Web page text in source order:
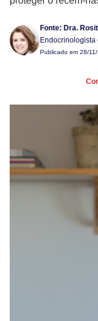
Fonte: Dra.
Endocrinologista
Publicado em 28/